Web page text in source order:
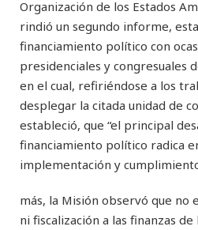
Organización de los Estados
rindió un segundo informe,
financiamiento político con
presidenciales y congresuales
en el cual, refiriéndose a los
desplegar la citada unidad de
estableció, que “el principal
financiamiento político radica
implementación y
más, la Misión observó que
ni fiscalización a las finanzas